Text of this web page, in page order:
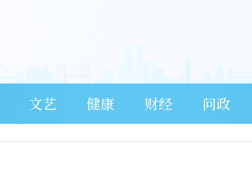
文艺 健康 财经 问政